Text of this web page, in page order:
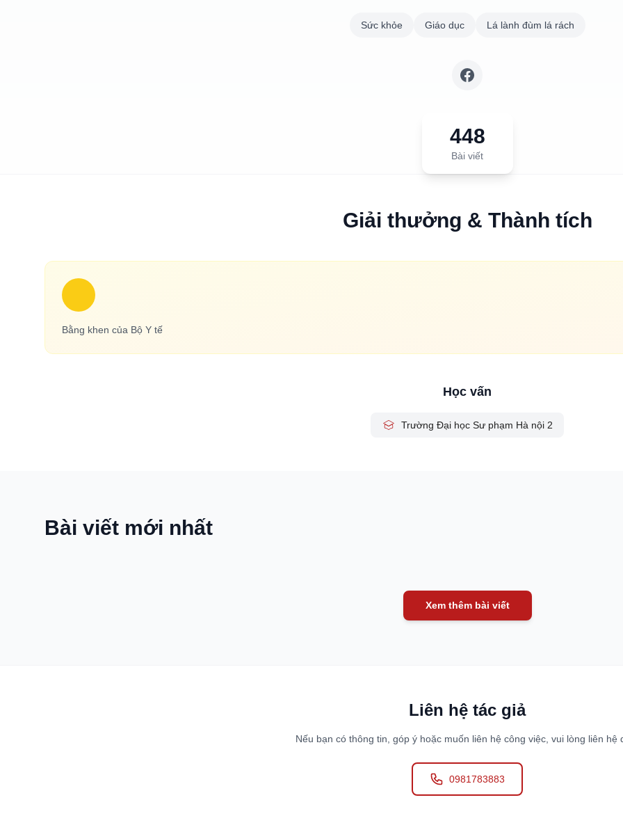
Sức khỏe Giáo dục Lá lành đùm lá rách
448
Bài viết
Giải thưởng & Thành tích
Bằng khen của Bộ Y tế
Học vấn
Trường Đại học Sư phạm Hà nội 2
Bài viết mới nhất
Xem thêm bài viết
Liên hệ tác giả
Nếu bạn có thông tin, góp ý hoặc muốn liên hệ công việc, vui lòng liên hệ
0981783883